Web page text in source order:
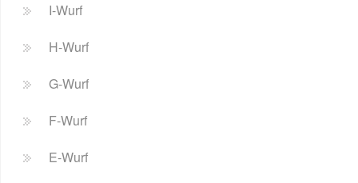
I-Wurf
H-Wurf
G-Wurf
F-Wurf
E-Wurf